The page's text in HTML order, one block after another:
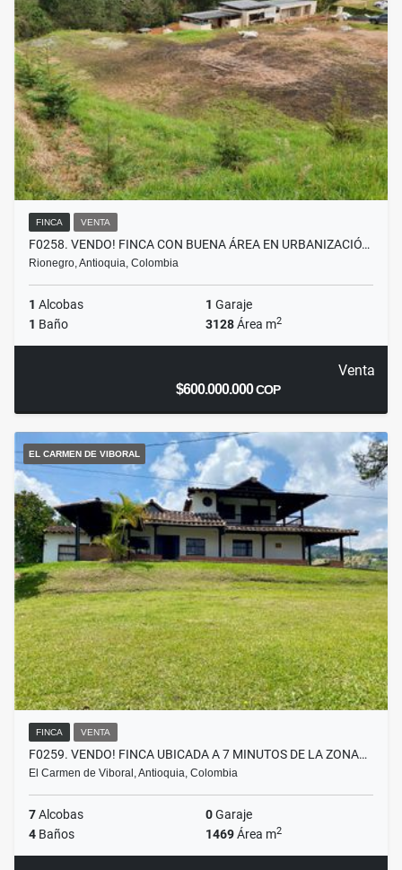
FINCA VENTA
F0258. VENDO! FINCA CON BUENA ÁREA EN URBANIZACIÓ…
Rionegro, Antioquia, Colombia
1 Alcobas 1 Garaje
1 Baño 3128Área m2
Venta
$600.000.000COP
EL CARMEN DE VIBORAL
FINCA VENTA
F0259. VENDO! FINCA UBICADA A 7 MINUTOS DE LA ZONA…
El Carmen de Viboral, Antioquia, Colombia
7Alcobas 0Garaje
4 Baños 1469Área m2